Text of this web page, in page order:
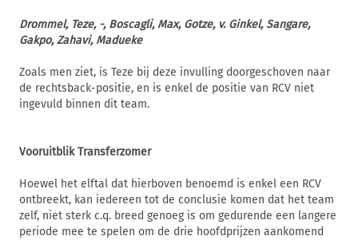
Drommel, Teze, -, Boscagli, Max, Gotze, v. Ginkel, Sangare,
Gakpo, Zahavi, Madueke
Zoals men ziet, is Teze bij deze invulling doorgeschoven naar
de rechtsback-positie, en is enkel de positie van RCV niet
ingevuld binnen dit team.
Vooruitblik Transferzomer
Hoewel het elftal dat hierboven benoemd is enkel een RCV
ontbreekt, kan iedereen tot de conclusie komen dat het team
zelf, niet sterk c.q. breed genoeg is om gedurende een langere
periode mee te spelen om de drie hoofdprijzen aankomend